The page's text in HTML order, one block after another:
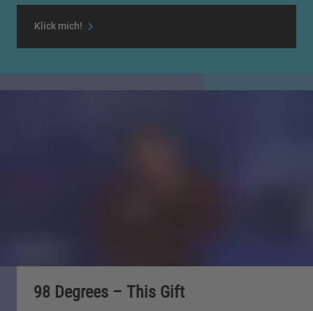
Klick mich!
98 Degrees – This Gift